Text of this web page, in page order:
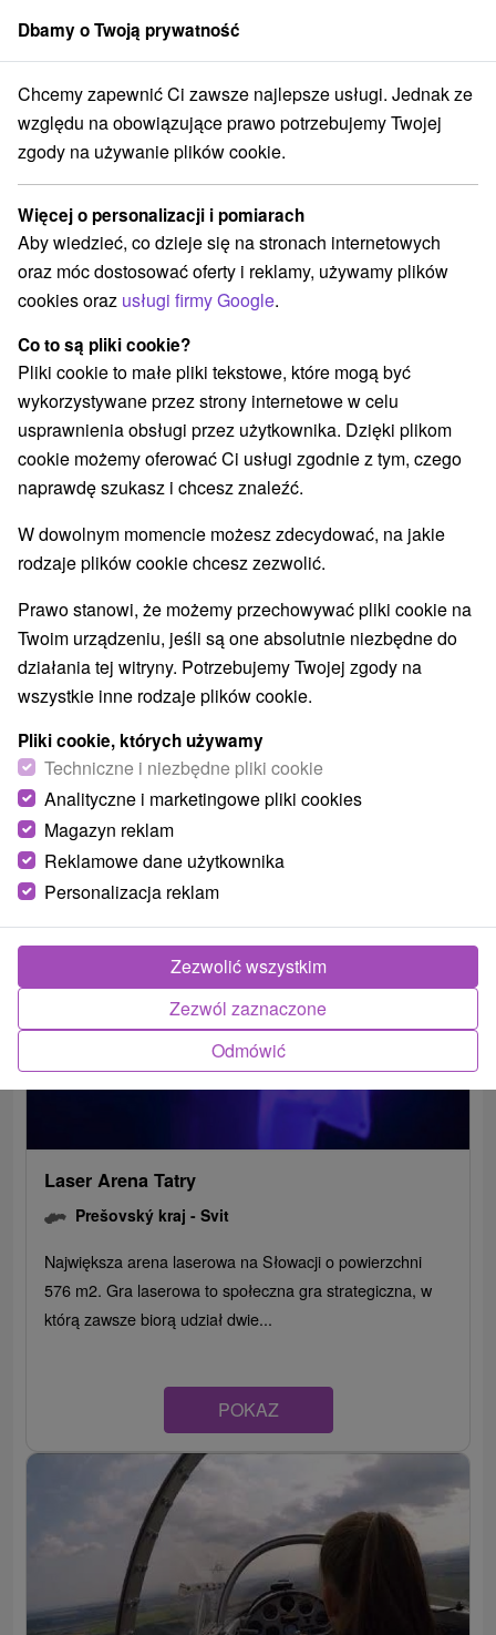
członek grupySorger
Atrakcje na Słowacji Atrakcje z adrenaliną Wysokie Tatry
Atrakcje z adrenaliną Wysokie
Tatry
Kategorie
Wszystkie kategorie
Ośrodki i miasteczka dziecięce
Túry a turistické chodníky
Amfiteatry i kina w przyrodzie(1) Pola golfowe(2)
Źródła(2) Parki miejskie i zamkowe(1)
Ośrodek narciarski(10) Obiekty architektoniczne(2)
Zamki(1) Chaty górskie (12) Skanseny(2)
Jazda konna(3) Sporty(4) Zamki, pałace, ruiny
Areny laserowe i paintball(1)
Jeziora, jeziora, zbiorniki wodne(26)
Aquaparki, baseny Kościoły drewniane (1)
Wodospady (9) Pomniki (1) Atrakcje dla dzieci (23)
Tarcze Escaperoom(1) Ogrody botaniczne
Muzea i galerie (10) Atrakcje turystyczne (12)
Atrakcje z adrenaliną (8)
Tory bobslejowe(1) Jaskinie(2)
Wsie i miasta
Poprad(3) Vysoké Tatry
Laser Arena Tatry
Prešovský kraj -Svit
Największa arena laserowa na Słowacji o powierzchni
576 m2. Gra laserowa to społeczna gra strategiczna, w
którą zawsze biorą udział dwie...
POKAZ
Dbamy o Twoją prywatność
Chcemy zapewnić Ci zawsze najlepsze usługi. Jednak ze
względu na obowiązujące prawo potrzebujemy Twojej
zgody na używanie plików cookie.
Więcej o personalizacji i pomiarach
Aby wiedzieć, co dzieje się na stronach internetowych
oraz móc dostosować oferty i reklamy, używamy plików
cookies oraz usługi firmy Google.
Co to są pliki cookie?
Pliki cookie to małe pliki tekstowe, które mogą być
wykorzystywane przez strony internetowe w celu
usprawnienia obsługi przez użytkownika. Dzięki plikom
cookie możemy oferować Ci usługi zgodnie z tym, czego
naprawdę szukasz i chcesz znaleźć.
W dowolnym momencie możesz zdecydować, na jakie
rodzaje plików cookie chcesz zezwolić.
Prawo stanowi, że możemy przechowywać pliki cookie na
Twoim urządzeniu, jeśli są one absolutnie niezbędne do
działania tej witryny. Potrzebujemy Twojej zgody na
wszystkie inne rodzaje plików cookie.
Pliki cookie, których używamy
Techniczne i niezbędne pliki cookie
Analityczne i marketingowe pliki cookies
Magazyn reklam
Reklamowe dane użytkownika
Personalizacja reklam
Odmówić
Zezwól zaznaczone
Zezwolić wszystkim